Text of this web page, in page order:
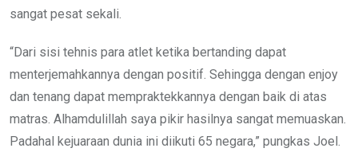
sangat pesat sekali.
“Dari sisi tehnis para atlet ketika bertanding dapat
menterjemahkannya dengan positif. Sehingga dengan enjoy
dan tenang dapat mempraktekkannya dengan baik di atas
matras. Alhamdulillah saya pikir hasilnya sangat memuaskan.
Padahal kejuaraan dunia ini diikuti 65 negara,” pungkas Joel.